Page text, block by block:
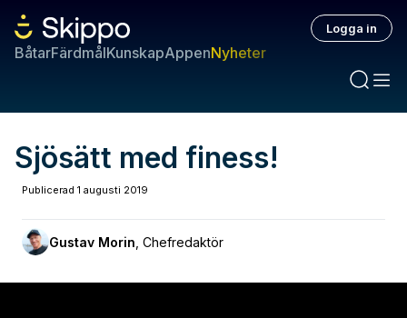
BåtarFärdmålKunskapAppenNyheter
Logga in
Sjösätt med finess!
Publicerad 1 augusti 2019
Gustav Morin Chefredaktör